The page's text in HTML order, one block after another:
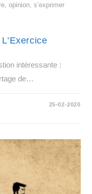
opinion, s’exprimer
intéressante :
de…
25-02-2020